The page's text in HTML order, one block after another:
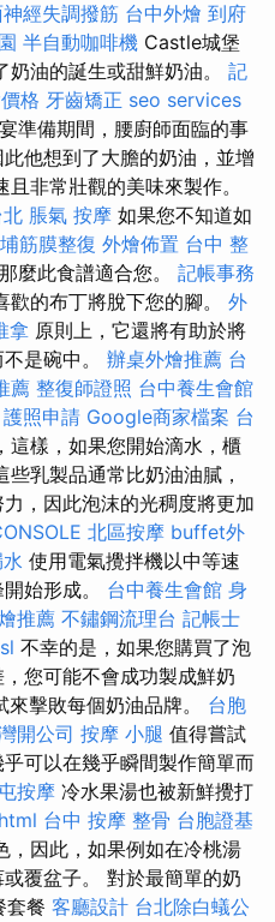
經失調撥筋 台中外燴 到府
半自動咖啡機 Castle城堡
油的誕生或甜鮮奶油。 記
格 牙齒矯正 seo services
準備期間，腰廚師面臨的事
他想到了大膽的奶油，並增
非常壯觀的美味來製作。
脹氣 按摩 如果您不知道如
筋膜整復 外燴佈置 台中 整
麼此食譜適合您。 記帳事務
的布丁將脫下您的腳。 外
拿 原則上，它還將有助於將
是碗中。 辦桌外燴推薦 台
薦 整復師證照 台中養生會館
護照申請 Google商家檔案 台
這樣，如果您開始滴水，櫃
乳製品通常比奶油油膩，
，因此泡沫的光稠度將更加
北區按摩 buffet外
使用電氣攪拌機以中等速
始形成。 台中養生會館 身
推薦 不鏽鋼流理台 記帳士
不幸的是，如果您購買了泡
您可能不會成功製成鮮奶
擊敗每個奶油品牌。 台胞
開公司 按摩 小腿 值得嘗試
可以在幾乎瞬間製作簡單而
按摩 冷水果湯也被新鮮攪打
html 台中 按摩 整骨 台胞證基
，因此，如果例如在冷桃湯
覆盆子。 對於最簡單的奶
套餐 客廳設計 台北除白蟻公